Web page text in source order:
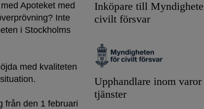
Apoteket med
Inte
i Stockholms
med kvaliteten
från den 1 februari
Inköpare till
civilt försvar
Upphandlare inom varor
tjänster